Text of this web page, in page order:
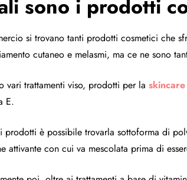
sono i prodotti
si trovano tanti prodotti cosmetici che
cutaneo e melasmi, ma ce ne sono
vari trattamenti viso, prodotti per la
E.
prodotti è possibile trovarla sottoforma di
attivante con cui va mescolata prima di